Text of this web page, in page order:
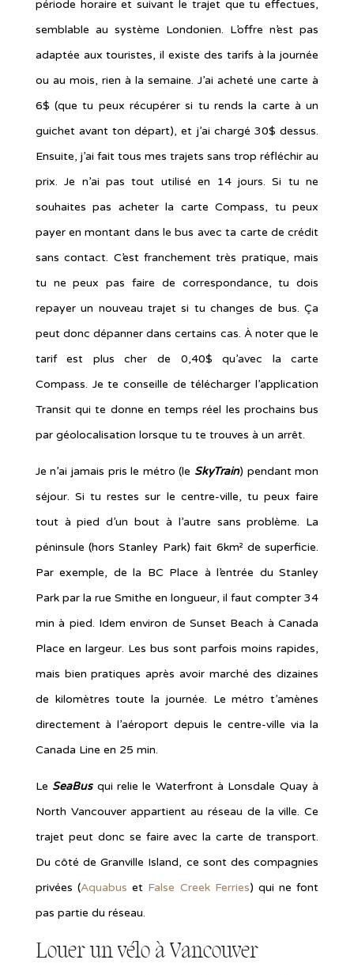
période horaire et suivant le trajet que tu effectues,
semblable au système Londonien. L’offre n’est pas
adaptée aux touristes, il existe des tarifs à la journée
ou au mois, rien à la semaine. J’ai acheté une carte à
6$ (que tu peux récupérer si tu rends la carte à un
guichet avant ton départ), et j’ai chargé 30$ dessus.
Ensuite, j’ai fait tous mes trajets sans trop réfléchir au
prix. Je n’ai pas tout utilisé en 14 jours. Si tu ne
souhaites pas acheter la carte Compass, tu peux
payer en montant dans le bus avec ta carte de crédit
sans contact. C’est franchement très pratique, mais
tu ne peux pas faire de correspondance, tu dois
repayer un nouveau trajet si tu changes de bus. Ça
peut donc dépanner dans certains cas. À noter que le
tarif est plus cher de 0,40$ qu’avec la carte
Compass. Je te conseille de télécharger l’application
Transit qui te donne en temps réel les prochains bus
par géolocalisation lorsque tu te trouves à un arrêt.
Je n’ai jamais pris le métro (le SkyTrain) pendant mon
séjour. Si tu restes sur le centre-ville, tu peux faire
tout à pied d’un bout à l’autre sans problème. La
péninsule (hors Stanley Park) fait 6km² de superficie.
Par exemple, de la BC Place à l’entrée du Stanley
Park par la rue Smithe en longueur, il faut compter 34
min à pied. Idem environ de Sunset Beach à Canada
Place en largeur. Les bus sont parfois moins rapides,
mais bien pratiques après avoir marché des dizaines
de kilomètres toute la journée. Le métro t’amènes
directement à l’aéroport depuis le centre-ville via la
Canada Line en 25 min.
Le SeaBus qui relie le Waterfront à Lonsdale Quay à
North Vancouver appartient au réseau de la ville. Ce
trajet peut donc se faire avec la carte de transport.
Du côté de Granville Island, ce sont des compagnies
privées (Aquabus et False Creek Ferries) qui ne font
pas partie du réseau.
Louer un vélo à Vancouver